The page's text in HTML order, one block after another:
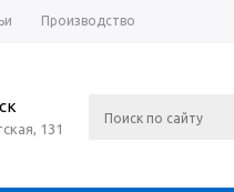
Производство
131